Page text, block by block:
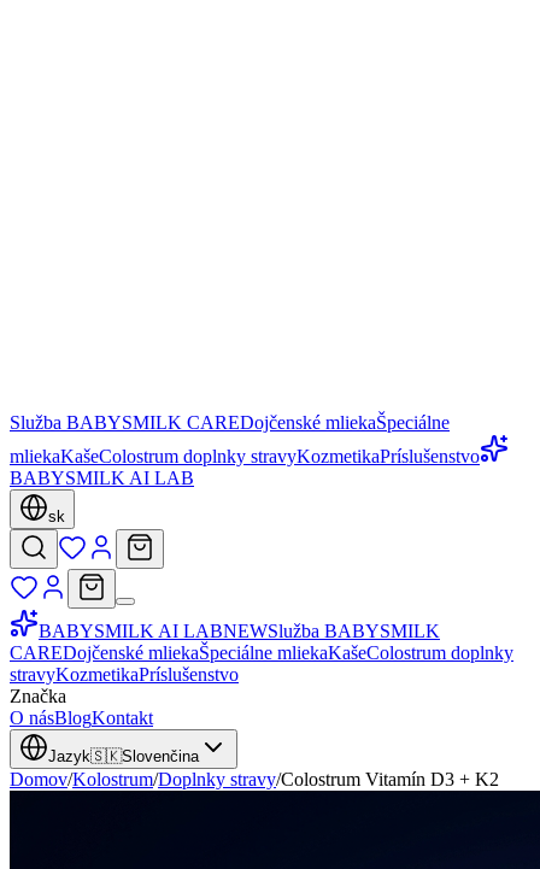
Služba BABYSMILK CAREDojčenské mliekaŠpeciálne
mliekaKašeColostrum doplnky stravyKozmetikaPríslušenstvo
BABYSMILK AI LAB
sk
BABYSMILK AI LABNEWSlužba BABYSMILK
CAREDojčenské mliekaŠpeciálne mliekaKašeColostrum doplnky
stravyKozmetikaPríslušenstvo
Značka
O násBlogKontakt
Jazyk🇸🇰Slovenčina
Domov/Kolostrum/Doplnky stravy/Colostrum Vitamín D3 + K2